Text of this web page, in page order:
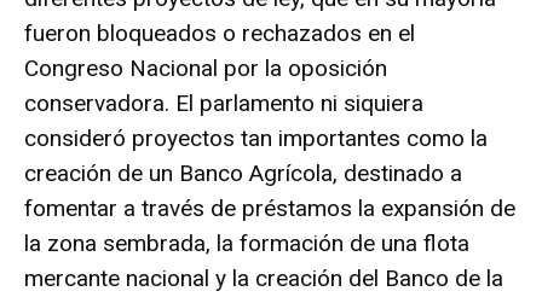
fueron bloqueados o rechazados en el
Congreso Nacional por la oposición
conservadora. El parlamento ni siquiera
consideró proyectos tan importantes como la
creación de un Banco Agrícola, destinado a
fomentar a través de préstamos la expansión de
la zona sembrada, la formación de una flota
mercante nacional y la creación del Banco de la